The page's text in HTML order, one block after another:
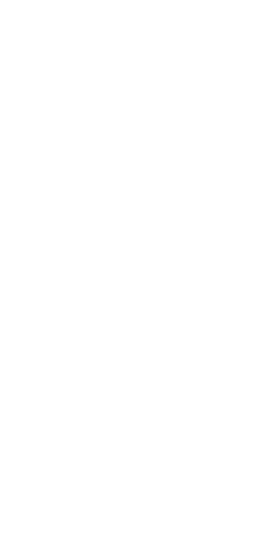
feliz hasta ese momento, pues le costaba creer
un mechón de cabello detrás de la oreja de Lila,
hace su vida, sin interferencias. Pero ahora… —
sacudió la mano como si estuviera hablando del